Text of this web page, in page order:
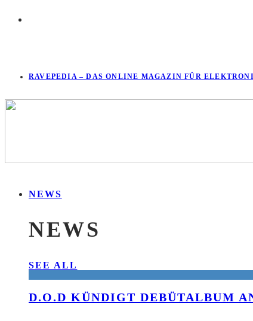
RAVEPEDIA – DAS ONLINE MAGAZIN FÜR
NEWS
NEWS
SEE ALL
D.O.D KÜNDIGT DEBÜTALBUM